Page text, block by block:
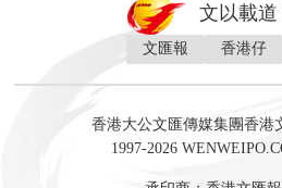
灣區人
財經 地產 投資 財
文以載
文匯報 香港仔
香港大公文匯傳媒集團香港
1997-2026